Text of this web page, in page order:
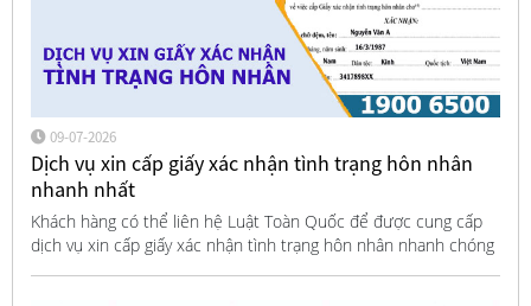
09-07-2026
Dịch vụ xin cấp giấy xác nhận tình trạng hôn nhân
nhanh nhất
Khách hàng có thể liên hệ Luật Toàn Quốc để được cung cấp
dịch vụ xin cấp giấy xác nhận tình trạng hôn nhân nhanh chóng